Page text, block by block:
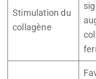
Stimulation du
collagène